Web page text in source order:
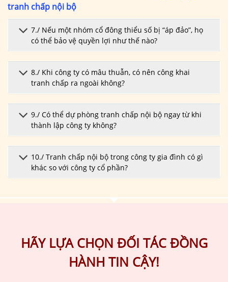
tranh chấp nội bộ
7./ Nếu một nhóm cổ đông thiểu số bị “áp đảo”, họ
có thể bảo vệ quyền lợi như thế nào?
8./ Khi công ty có mâu thuẫn, có nên công khai
tranh chấp ra ngoài không?
9./ Có thể dự phòng tranh chấp nội bộ ngay từ khi
thành lập công ty không?
10./ Tranh chấp nội bộ trong công ty gia đình có gì
khác so với công ty cổ phần?
HÃY LỰA CHỌN ĐỐI TÁC ĐỒNG
HÀNH TIN CẬY!